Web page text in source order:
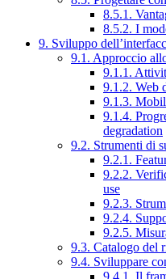
8.5.1.
8.5.2. I
9. Sviluppo
9.1. Approccio
9.1.1.
9.1.2. Web
9.1.3.
9.1.4.
degradation
9.2. Strumenti di
9.2.1.
9.2.2.
use
9.2.3.
9.2.4.
9.2.5.
9.3. Catalogo del
9.4. Sviluppare
9.4.1. Il